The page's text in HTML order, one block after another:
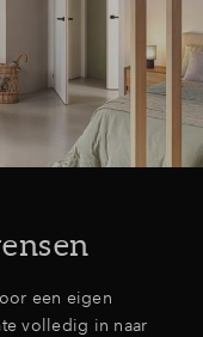
een eigen
volledig in naar